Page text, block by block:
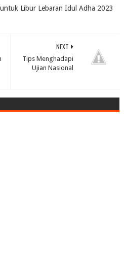
Libur Lebaran Idul Adha 2023
NEXT
Tips Menghadapi
Ujian Nasional